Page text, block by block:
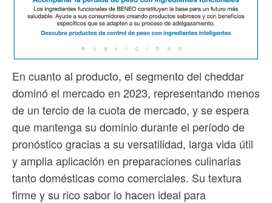
En cuanto al producto, el segmento del cheddar
dominó el mercado en 2023, representando menos
de un tercio de la cuota de mercado, y se espera
que mantenga su dominio durante el período de
pronóstico gracias a su versatilidad, larga vida útil
y amplia aplicación en preparaciones culinarias
tanto domésticas como comerciales. Su textura
firme y su rico sabor lo hacen ideal para